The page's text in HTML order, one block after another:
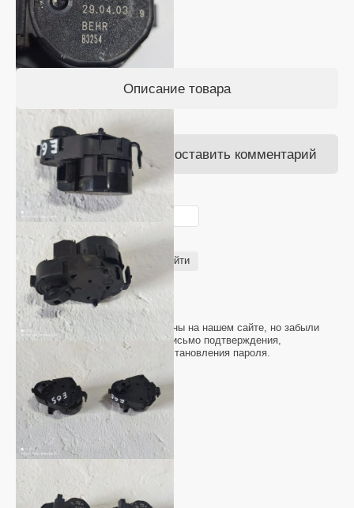
Описание товара
Авторизуйтесь, чтобы оставить комментарий
Введите Ваш e-mail:
Введите Ваш пароль:
Войти
Запомнить меня
Регистрация
Если Вы уже зарегистрированы на нашем сайте, но забыли
пароль или Вам не пришло письмо подтверждения,
воспользуйтесь формой восстановления пароля.
Восстановить пароль
Назад